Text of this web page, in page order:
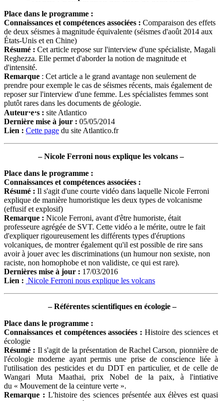
Place dans le programme :
Connaissances et compétences associées : Comparaison des effets
de deux séismes à magnitude équivalente (séismes d'août 2014 aux
États-Unis et en Chine)
Résumé : Cet article repose sur l'interview d'une spécialiste, Magali
Reghezza. Elle permet d'aborder la notion de magnitude et
d'intensité.
Remarque : Cet article a le grand avantage non seulement de
prendre pour exemple le cas de séismes récents, mais également de
reposer sur l'interview d'une femme. Les spécialistes femmes sont
plutôt rares dans les documents de géologie.
Auteur⋅e⋅s : site Atlantico
Dernière mise à jour : 05/05/2014
Lien : Cette page du site Atlantico.fr
–Nicole Ferroni nous explique les volcans–
Place dans le programme :
Connaissances et compétences associées :
Résumé : Il s'agit d'une courte vidéo dans laquelle Nicole Ferroni
explique de manière humoristique les deux types de volcanisme
(effusif et explosif)
Remarque : Nicole Ferroni, avant d'être humoriste, était
professeure agrégée de SVT. Cette vidéo a le mérite, outre le fait
d'expliquer rigoureusement les différents types d'éruptions
volcaniques, de montrer également qu'il est possible de rire sans
avoir à jouer avec les discriminations (un humour non sexiste, non
raciste, non homophobe et non validiste, ce qui est rare).
Dernières mise à jour : 17/03/2016
Lien : Nicole Ferroni nous explique les volcans
–Référentes scientifiques en écologie–
Place dans le programme :
Connaissances et compétences associées : Histoire des sciences et
écologie
Résumé : Il s'agit de la présentation de Rachel Carson, pionnière de
l'écologie moderne ayant permis une prise de conscience liée à
l'utilisation des pesticides et du DDT en particulier, et de celle de
Wangari Muta Maathai, prix Nobel de la paix, à l'intiative
du « Mouvement de la ceinture verte ».
Remarque : L'histoire des sciences présentée aux élèves est quasi